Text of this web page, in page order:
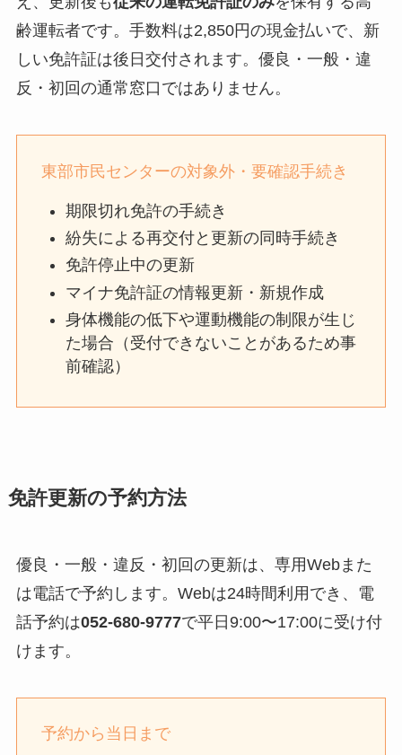
齢運転者です。手数料は2,850円の現金払いで、新
しい免許証は後日交付されます。優良・一般・違
反・初回の通常窓口ではありません。
東部市民センターの対象外・要確認手続き
期限切れ免許の手続き
紛失による再交付と更新の同時手続き
免許停止中の更新
マイナ免許証の情報更新・新規作成
身体機能の低下や運動機能の制限が生じ
た場合（受付できないことがあるため事
前確認）
免許更新の予約方法
優良・一般・違反・初回の更新は、専用Webまた
は電話で予約します。Webは24時間利用でき、電
話予約は052-680-9777で平日9:00〜17:00に受け付
けます。
予約から当日まで